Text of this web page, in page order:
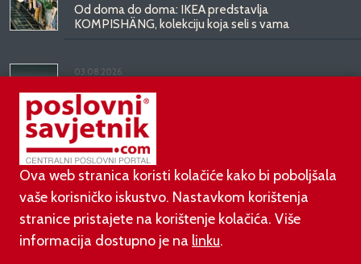
Od doma do doma: IKEA predstavlja
KOMPISHÄNG, kolekciju koja seli s vama
03.08.2026.
Kineski BYD predstavio luksuznu limuzinu veću od
Mercedesove S-klase, obećava domet do 1.000
kilometara
Ova web stranica koristi kolačiće kako bi poboljšala
vaše korisničko iskustvo. Nastavkom korištenja
stranice pristajete na korištenje kolačića. Više
informacija dostupno je na linku.